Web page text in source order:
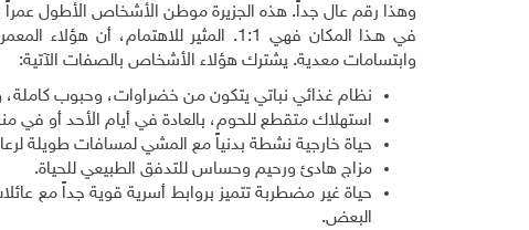
في هـذا المكان فهي 1:1. المثير
وابتسامات معدية. يشترك هؤلاء الأشخاص بالصفات الآتية:
نظام غذائي نباتي يتكون من خضراوات، وحبوب كاملة،
استهلاك متقطع للحوم، بالعادة في أيام الأحد أو في
حياة خارجية نشطة بدنياً مع المشي لمسافات طويلة
مزاج هادئ ورحيم وحساس للتدفق الطبيعي للحياة.
حياة غير مضطربة تتميز بروابط أسرية قوية جداً مع
البعض.